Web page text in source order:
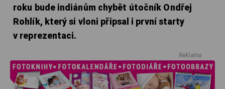
roku bude indiánům chybět útočník Ondřej
Rohlík, který si vloni připsal i první starty
v reprezentaci.
Reklama